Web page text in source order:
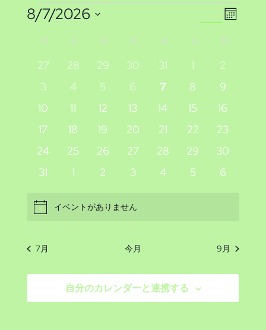
イ
ベ
ン
ト
イ
ン
ト
を
検
索
ナ
ビ
ゲ
索
イ
ベ
ン
ト
ビ
ュ
ー
ナ
ゲ
ー
シ
カ
ン
ダ
表
示
8/7/2026
を
択
イ
ベ
ン
ト
の
カ
レ
ン
ダ
ー
月 火 水 木 金 土 日
0
イ
ン
ト
27
0
イ
ン
ト
28
0
イ
ン
ト
29
0
イ
ン
ト
30
0
イ
ン
ト
31
0
イ
ン
ト
1
0
イ
ン
ト
2
0
イ
ン
ト
3
0
イ
ン
ト
4
0
イ
ン
ト
5
0
イ
ン
ト
6
0
イ
ン
ト
7
0
イ
ン
ト
8
0
イ
ン
ト
9
0
イ
ン
ト
10
0
イ
ン
ト
11
0
イ
ン
ト
12
0
イ
ン
ト
13
0
イ
ン
ト
14
0
イ
ン
ト
15
0
イ
ン
ト
16
0
イ
ン
17
0
イ
ン
18
0
イ
ン
19
0
イ
ン
20
0
イ
ン
21
0
イ
ン
22
0
イ
ン
23
0
イ
ン
ト
24
0
イ
ト
25
0
イ
ト
26
0
イ
ト
27
0
イ
28
0
イ
29
0
イ
30
0
ベ
ト
31
0
ベ
ト
1
0
ベ
ト
2
0
ベ
ト
3
0
ト
4
0
ト
5
0
ト
6
Noticeイベントがありません
7月 今月 9月
自分のカレンダーと連携する